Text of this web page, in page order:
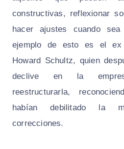
constructivas, reflexionar
hacer ajustes cuando
ejemplo de esto es el ex
Howard Schultz, quien
declive en la
reestructurarla,
habían debilitado la
correcciones.